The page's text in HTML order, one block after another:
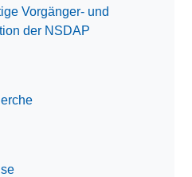
Vorgänger- und
der NSDAP